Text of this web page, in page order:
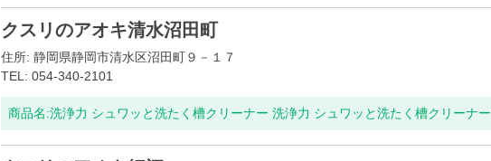
クスリのアオキ清水沼田町
住所: 静岡県静岡市清水区沼田町９－１７
TEL: 054-340-2101
商品名:洗浄力 シュワッと洗たく槽クリーナー 洗浄力 シュワッと洗たく槽クリーナー